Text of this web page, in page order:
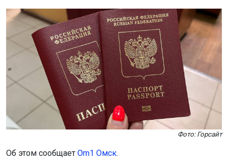
Фото: Горсайт
Об этом сообщает Om1 Омск.